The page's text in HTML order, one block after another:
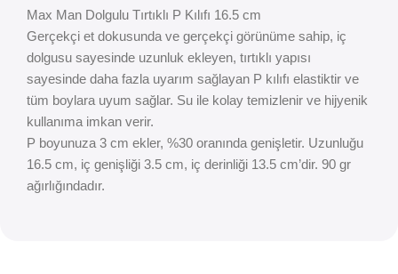
Max Man Dolgulu Tırtıklı P Kılıfı 16.5 cm
Gerçekçi et dokusunda ve gerçekçi görünüme sahip, iç
dolgusu sayesinde uzunluk ekleyen, tırtıklı yapısı
sayesinde daha fazla uyarım sağlayan P kılıfı elastiktir ve
tüm boylara uyum sağlar. Su ile kolay temizlenir ve hijyenik
kullanıma imkan verir.
P boyunuza 3 cm ekler, %30 oranında genişletir. Uzunluğu
16.5 cm, iç genişliği 3.5 cm, iç derinliği 13.5 cm’dir. 90 gr
ağırlığındadır.